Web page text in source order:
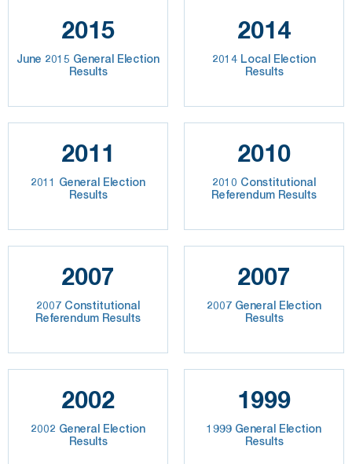
2015
June 2015 General Election
Results
2014
2014 Local Election
Results
2011
2011 General Election
Results
2010
2010 Constitutional
Referendum Results
2007
2007 Constitutional
Referendum Results
2007
2007 General Election
Results
2002
2002 General Election
Results
1999
1999 General Election
Results